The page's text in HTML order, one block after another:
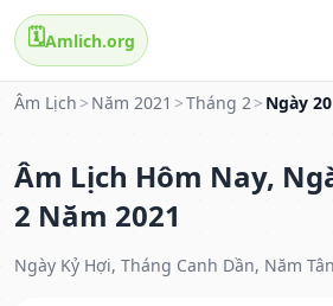
🗓️Amlich.org
Âm Lịch > Năm 2021 >Tháng 2> Ngày 20
Âm Lịch Hôm Nay,
2 Năm 2021
Ngày Kỷ Hợi, Tháng Canh Dần, Năm